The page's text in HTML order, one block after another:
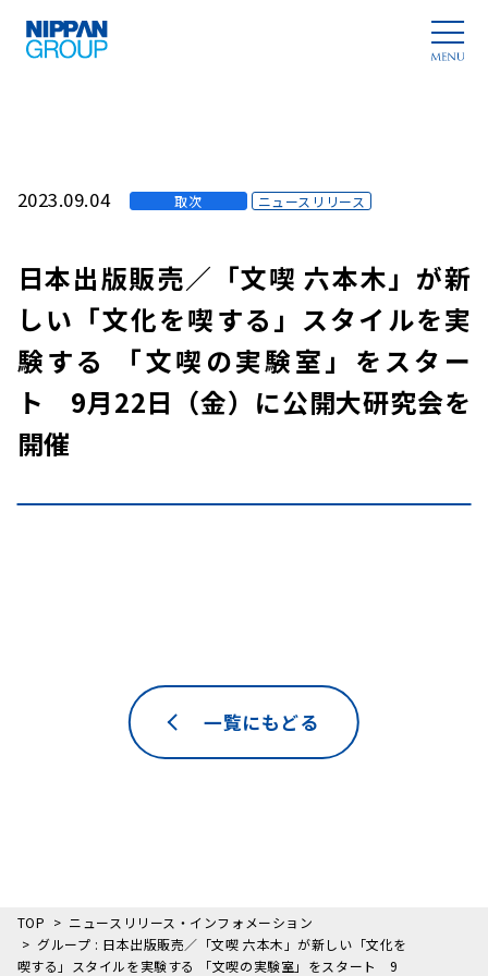
2023.09.04 取次 ニュースリリース
日本出版販売／「文喫 六本木」が新
しい「文化を喫する」スタイルを実
験する 「文喫の実験室」をスター
ト 9月22日（金）に公開大研究会を
開催
一覧にもどる
TOP
ニュースリリース・インフォメーション
グループ : 日本出版販売／「文喫 六本木」が新しい「文化を
喫する」スタイルを実験する 「文喫の実験室」をスタート 9